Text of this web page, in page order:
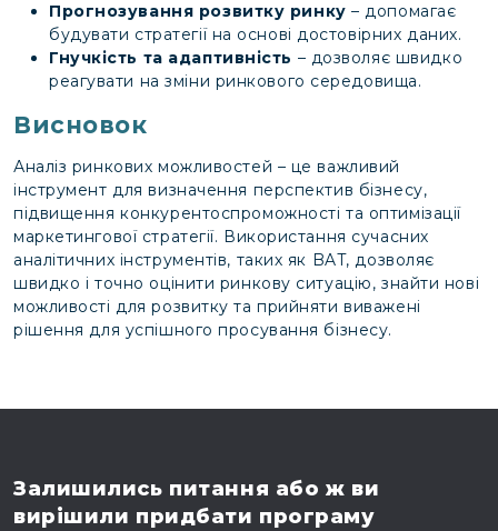
Прогнозування розвитку ринку – допомагає
будувати стратегії на основі достовірних даних.
Гнучкість та адаптивність – дозволяє швидко
реагувати на зміни ринкового середовища.
Висновок
Аналіз ринкових можливостей – це важливий
інструмент для визначення перспектив бізнесу,
підвищення конкурентоспроможності та оптимізації
маркетингової стратегії. Використання сучасних
аналітичних інструментів, таких як BAT, дозволяє
швидко і точно оцінити ринкову ситуацію, знайти нові
можливості для розвитку та прийняти виважені
рішення для успішного просування бізнесу.
Залишились питання або ж ви
вирішили придбати програму